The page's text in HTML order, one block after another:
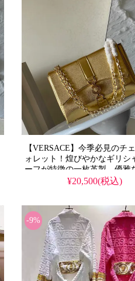
【VERSACE】今季必見のチ
ォレット！煌びやかなギリシ
ーフが特徴の一枚革製。優雅
ンながら大容量で実用的。精
す。
¥20,500(税込)
-9%